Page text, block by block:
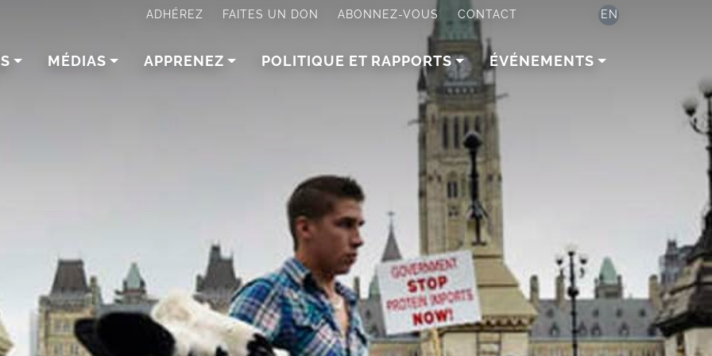
ADHÉREZ FAITES UN DON ABONNEZ-VOUS CONTACT EN
MÉDIAS APPRENEZ POLITIQUE ET RAPPORTS ÉVÉNEMENTS